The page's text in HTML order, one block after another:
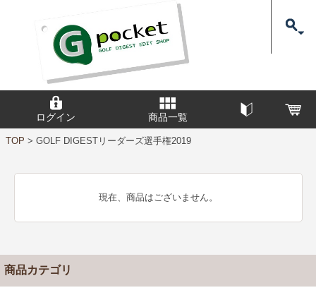
ログイン 商品一覧
TOP > GOLF DIGESTリーダーズ選手権2019
現在、商品はございません。
商品カテゴリ